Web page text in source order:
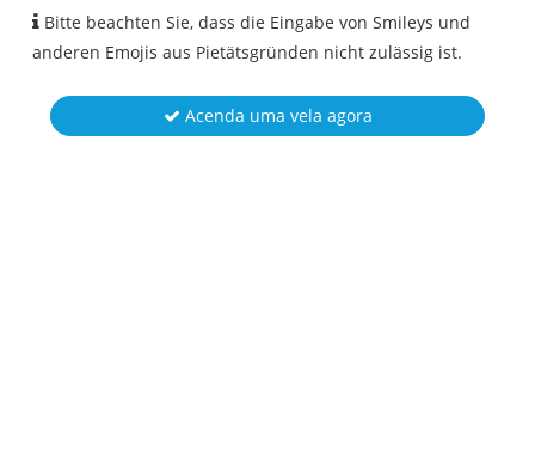
Bitte beachten Sie, dass die Eingabe von Smileys und
anderen Emojis aus Pietätsgründen nicht zulässig ist.
Acenda uma vela agora